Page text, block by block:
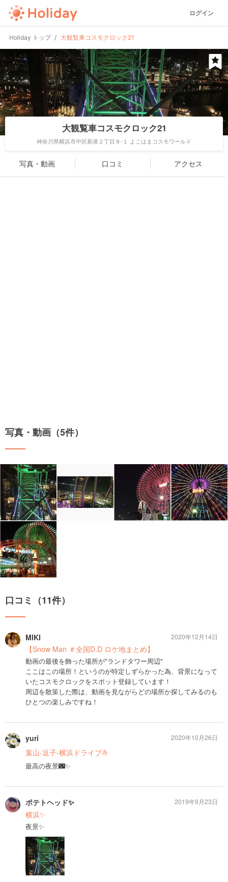
ログイン
Holiday トップ 大観覧車コスモクロック21
大観覧車コスモクロック21
神奈川県横浜市中区新港２丁目８-１ よこはまコスモワールド
写真・動画 口コミ アクセス
写真・動画（5件）
口コミ（11件）
MIKI
【Snow Man ＃全国D.D ロケ地まとめ】
動画の最後を飾った場所が"ランドタワー周辺"
ここはこの場所！というのが特定しずらかった為、背景になって
いたコスモクロックをスポット登録しています！
周辺を散策した際は、動画を見ながらどの場所か探してみるのも
ひとつの楽しみですね！
2020年12月14日
yuri
葉山-逗子-横浜ドライブ⛵️
最高の夜景🌃✨
2020年10月26日
ポテトヘッド✨
横浜✨
夜景✨
2019年9月23日